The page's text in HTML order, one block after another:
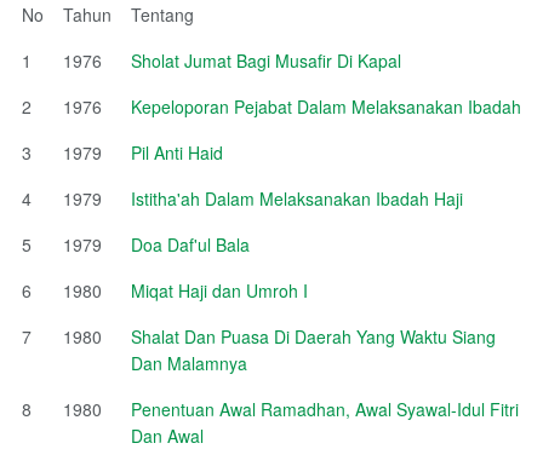
No Tahun
Tentang
1
1976
Sholat Jumat Bagi Musafir Di Kapal
2
1976
Kepeloporan Pejabat Dalam Melaksanakan Ibadah
3
1979
Pil Anti Haid
4
1979
Istitha'ah Dalam Melaksanakan Ibadah Haji
5
1979
Doa Daf'ul Bala
6
1980
Miqat Haji dan Umroh I
7
1980
Shalat Dan Puasa Di Daerah Yang Waktu Siang
Dan Malamnya
8
1980
Penentuan Awal Ramadhan, Awal Syawal-Idul Fitri
Dan Awal